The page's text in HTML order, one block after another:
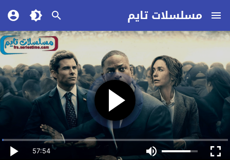
مسلسلات تايم
57:54